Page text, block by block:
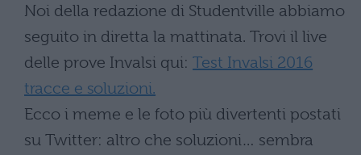
Noi della redazione di Studentville abbiamo
seguito in diretta la mattinata. Trovi il live
delle prove Invalsi qui: Test Invalsi 2016
tracce e soluzioni.
Ecco i meme e le foto più divertenti postati
su Twitter: altro che soluzioni… sembra